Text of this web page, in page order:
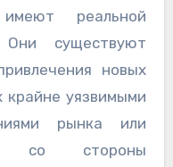
реальной
Они существуют
новых
крайне уязвимыми
рынка или
со стороны